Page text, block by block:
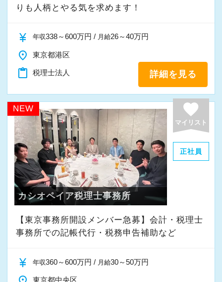
りも人柄とやる気を求めます！
currency_yen 年収338～600万円 / 月給26～40万円
place 東京都港区
content_paste 税理士法人 詳細を見る
NEW favorite
マイリスト
正社員
カシオペイア税理士事務所
【東京事務所開設メンバー急募】会計・税理士
事務所での記帳代行・税務申告補助など
currency_yen 年収360～600万円 / 月給30～50万円
東京都中央区